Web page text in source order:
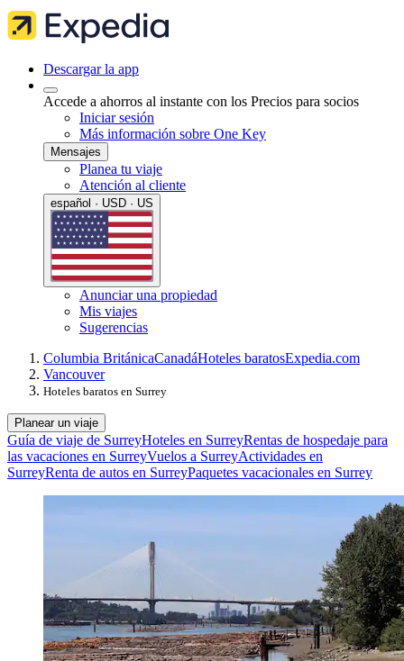
Descargar la app
Accede a ahorros al instante con los Precios para socios
Iniciar sesión
Más información sobre One Key
Mensajes
Planea tu viaje
Atención al cliente
español · USD · US
Anunciar una propiedad
Mis viajes
Sugerencias
Columbia BritánicaCanadáHoteles baratosExpedia.com
Vancouver
Hoteles baratos en Surrey
Planear un viaje
Guía de viaje de SurreyHoteles en SurreyRentas de hospedaje para
las vacaciones en SurreyVuelos a SurreyActividades en
SurreyRenta de autos en SurreyPaquetes vacacionales en Surrey